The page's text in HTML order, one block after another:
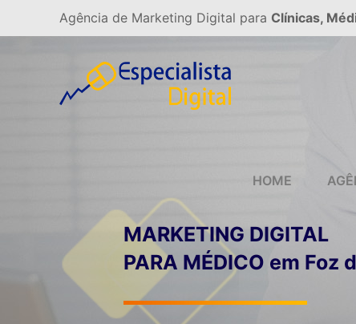
Agência de Marketing Digital para Clínicas,
HOME
MARKETING DIGITAL
PARA MÉDICO em Foz